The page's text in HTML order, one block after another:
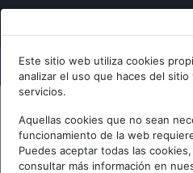
Este sitio web utiliza cookies
analizar el uso que haces del
servicios.
Aquellas cookies que no sean
funcionamiento de la web
Puedes aceptar todas las
consultar más información en